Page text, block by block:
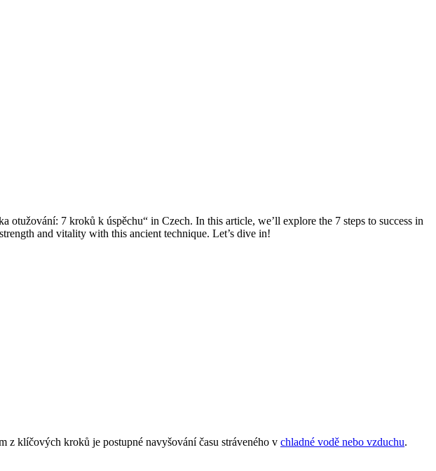
7 kroků k úspěchu“ in Czech. In this article, we’ll explore the 7 steps to success in
and vitality with this ancient technique. Let’s dive in!
z klíčových kroků je postupné navyšování času stráveného v chladné vodě nebo vzduchu.